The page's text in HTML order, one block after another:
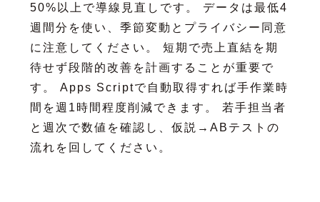
50%以上で導線見直しです。 データは最低4
週間分を使い、季節変動とプライバシー同意
に注意してください。 短期で売上直結を期
待せず段階的改善を計画することが重要で
す。 Apps Scriptで自動取得すれば手作業時
間を週1時間程度削減できます。 若手担当者
と週次で数値を確認し、仮説→ABテストの
流れを回してください。